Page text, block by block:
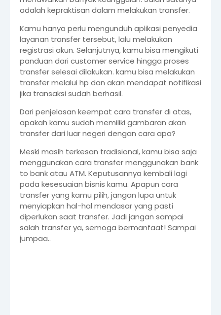
adalah kepraktisan dalam melakukan transfer.
Kamu hanya perlu mengunduh aplikasi penyedia
layanan transfer tersebut, lalu melakukan
registrasi akun. Selanjutnya, kamu bisa mengikuti
panduan dari customer service hingga proses
transfer selesai dilakukan. kamu bisa melakukan
transfer melalui hp dan akan mendapat notifikasi
jika transaksi sudah berhasil.
Dari penjelasan keempat cara transfer di atas,
apakah kamu sudah memiliki gambaran akan
transfer dari luar negeri dengan cara apa?
Meski masih terkesan tradisional, kamu bisa saja
menggunakan cara transfer menggunakan bank
to bank atau ATM. Keputusannya kembali lagi
pada kesesuaian bisnis kamu. Apapun cara
transfer yang kamu pilih, jangan lupa untuk
menyiapkan hal-hal mendasar yang pasti
diperlukan saat transfer. Jadi jangan sampai
salah transfer ya, semoga bermanfaat! Sampai
jumpaa..